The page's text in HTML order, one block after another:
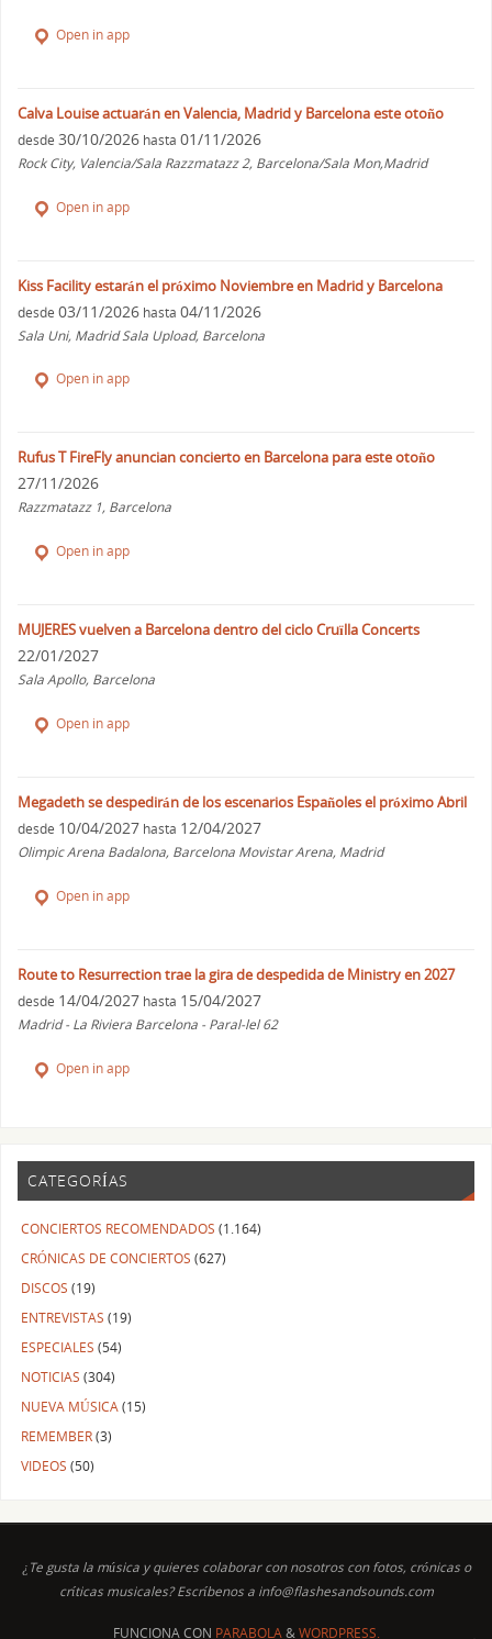
Open in app
Calva Louise actuarán en Valencia, Madrid y Barcelona este otoño
desde 30/10/2026 hasta 01/11/2026
Rock City, Valencia/Sala Razzmatazz 2, Barcelona/Sala Mon,Madrid
Open in app
Kiss Facility estarán el próximo Noviembre en Madrid y Barcelona
desde 03/11/2026 hasta 04/11/2026
Sala Uni, Madrid Sala Upload, Barcelona
Open in app
Rufus T FireFly anuncian concierto en Barcelona para este otoño
27/11/2026
Razzmatazz 1, Barcelona
Open in app
MUJERES vuelven a Barcelona dentro del ciclo Cruïlla Concerts
22/01/2027
Sala Apollo, Barcelona
Open in app
Megadeth se despedirán de los escenarios Españoles el próximo Abril
desde 10/04/2027 hasta 12/04/2027
Olimpic Arena Badalona, Barcelona Movistar Arena, Madrid
Open in app
Route to Resurrection trae la gira de despedida de Ministry en 2027
desde 14/04/2027 hasta 15/04/2027
Madrid - La Riviera Barcelona - Paral-lel 62
Open in app
CATEGORÍAS
CONCIERTOS RECOMENDADOS (1.164)
CRÓNICAS DE CONCIERTOS (627)
DISCOS (19)
ENTREVISTAS (19)
ESPECIALES (54)
NOTICIAS (304)
NUEVA MÚSICA (15)
REMEMBER(3)
VIDEOS (50)
¿Te gusta la música y quieres colaborar con nosotros con fotos, crónicas o
críticas musicales? Escríbenos a info@flashesandsounds.com
FUNCIONA CON PARABOLA&WORDPRESS.